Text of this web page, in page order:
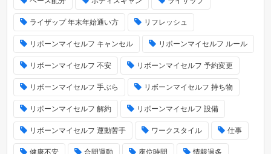
ライザップ 年末年始通い方 リフレッシュ
リボーンマイセルフ キャンセル リボーンマイセルフ ルール
リボーンマイセルフ 不安 リボーンマイセルフ 予約変更
リボーンマイセルフ 手ぶら リボーンマイセルフ 持ち物
リボーンマイセルフ 解約 リボーンマイセルフ 設備
リボーンマイセルフ 運動苦手 ワークスタイル 仕事
健康不安 合間運動 座位時間 情報過多